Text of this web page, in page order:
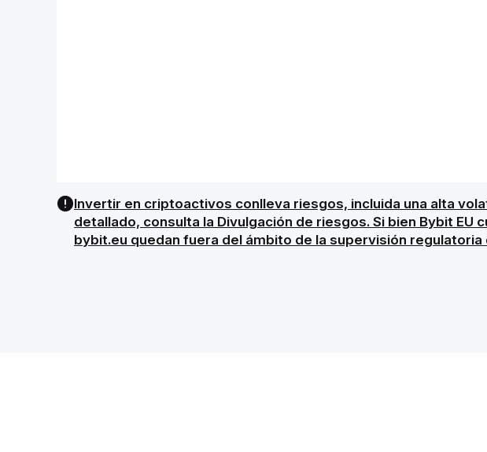
Invertir en criptoactivos conlleva riesgos, incluida una alta
detallado, consulta la Divulgación de riesgos. Si bien Bybit
bybit.eu quedan fuera del ámbito de la supervisión regulatoria